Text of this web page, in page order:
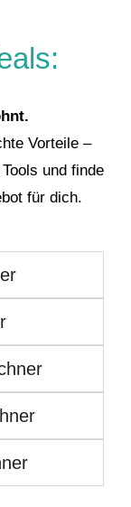
Vorteile –
und finde
für dich.